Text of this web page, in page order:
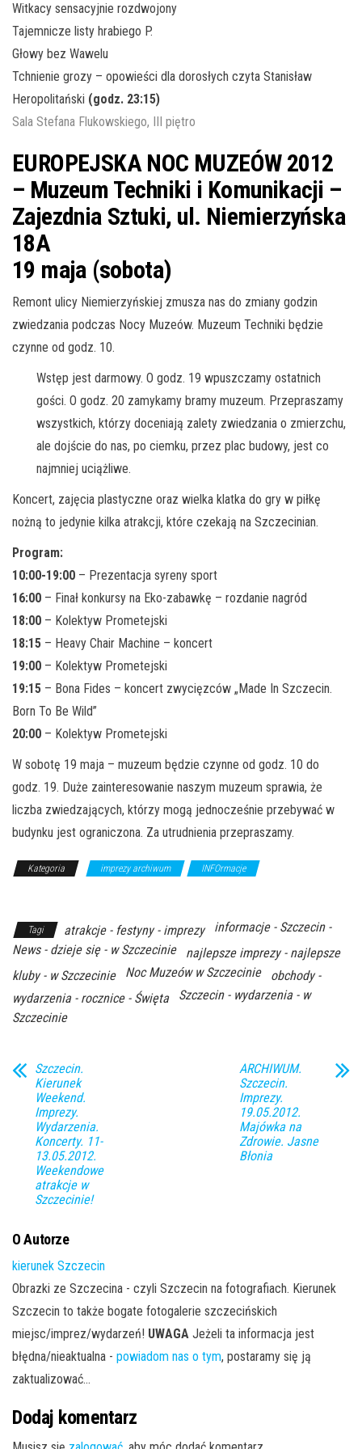
Witkacy sensacyjnie rozdwojony
Tajemnicze listy hrabiego P.
Głowy bez Wawelu
Tchnienie grozy – opowieści dla dorosłych czyta Stanisław
Heropolitański (godz. 23:15)
Sala Stefana Flukowskiego, III piętro
EUROPEJSKA NOC MUZEÓW 2012
– Muzeum Techniki i Komunikacji –
Zajezdnia Sztuki, ul. Niemierzyńska
18A
19 maja (sobota)
Remont ulicy Niemierzyńskiej zmusza nas do zmiany godzin
zwiedzania podczas Nocy Muzeów. Muzeum Techniki będzie
czynne od godz. 10.
Wstęp jest darmowy. O godz. 19 wpuszczamy ostatnich
gości. O godz. 20 zamykamy bramy muzeum. Przepraszamy
wszystkich, którzy doceniają zalety zwiedzania o zmierzchu,
ale dojście do nas, po ciemku, przez plac budowy, jest co
najmniej uciążliwe.
Koncert, zajęcia plastyczne oraz wielka klatka do gry w piłkę
nożną to jedynie kilka atrakcji, które czekają na Szczecinian.
Program:
10:00-19:00 – Prezentacja syreny sport
16:00 – Finał konkursy na Eko-zabawkę – rozdanie nagród
18:00 – Kolektyw Prometejski
18:15 – Heavy Chair Machine – koncert
19:00 – Kolektyw Prometejski
19:15 – Bona Fides – koncert zwycięzców „Made In Szczecin.
Born To Be Wild”
20:00 – Kolektyw Prometejski
W sobotę 19 maja – muzeum będzie czynne od godz. 10 do
godz. 19. Duże zainteresowanie naszym muzeum sprawia, że
liczba zwiedzających, którzy mogą jednocześnie przebywać w
budynku jest ograniczona. Za utrudnienia przepraszamy.
Kategoria imprezy archiwum INFOrmacje
Tagi atrakcje - festyny - imprezy
informacje - Szczecin -
News - dzieje się - w Szczecinie
najlepsze imprezy - najlepsze
kluby - w Szczecinie
Noc Muzeów w Szczecinie
obchody -
wydarzenia - rocznice - Święta
Szczecin - wydarzenia - w
Szczecinie
Szczecin.
Kierunek
Weekend.
Imprezy.
Wydarzenia.
Koncerty. 11-
13.05.2012.
Weekendowe
atrakcje w
Szczecinie!
ARCHIWUM.
Szczecin.
Imprezy.
19.05.2012.
Majówka na
Zdrowie. Jasne
Błonia
O Autorze
kierunek Szczecin
Obrazki ze Szczecina - czyli Szczecin na fotografiach. Kierunek
Szczecin to także bogate fotogalerie szczecińskich
miejsc/imprez/wydarzeń! UWAGA Jeżeli ta informacja jest
błędna/nieaktualna - powiadom nas o tym, postaramy się ją
zaktualizować...
Dodaj komentarz